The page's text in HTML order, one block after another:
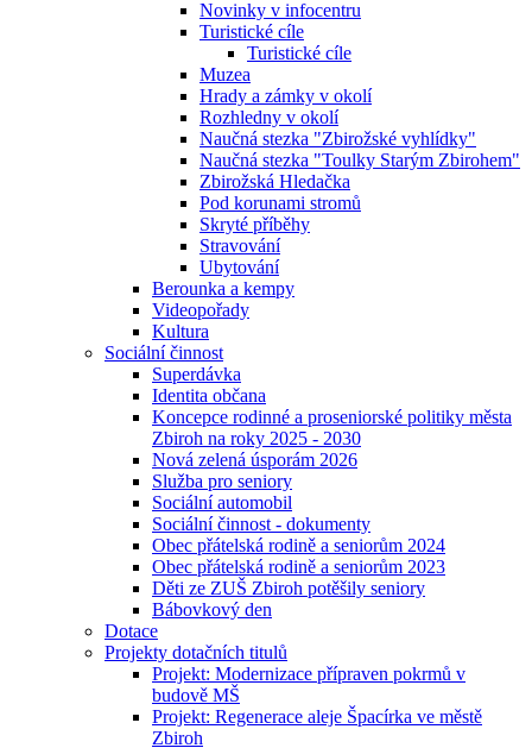
Novinky v infocentru
Turistické cíle
Turistické cíle
Muzea
Hrady a zámky v okolí
Rozhledny v okolí
Naučná stezka "Zbirožské vyhlídky"
Naučná stezka "Toulky Starým Zbirohem"
Zbirožská Hledačka
Pod korunami stromů
Skryté příběhy
Stravování
Ubytování
Berounka a kempy
Videopořady
Kultura
Sociální činnost
Superdávka
Identita občana
Koncepce rodinné a proseniorské politiky města
Zbiroh na roky 2025 - 2030
Nová zelená úsporám 2026
Služba pro seniory
Sociální automobil
Sociální činnost - dokumenty
Obec přátelská rodině a seniorům 2024
Obec přátelská rodině a seniorům 2023
Děti ze ZUŠ Zbiroh potěšily seniory
Bábovkový den
Dotace
Projekty dotačních titulů
Projekt: Modernizace přípraven pokrmů v
budově MŠ
Projekt: Regenerace aleje Špacírka ve městě
Zbiroh